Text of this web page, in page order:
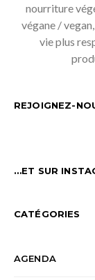
nourriture
végane /
vie plus
REJOIGNEZ-
…ET SUR
CATÉGORIES
AGENDA